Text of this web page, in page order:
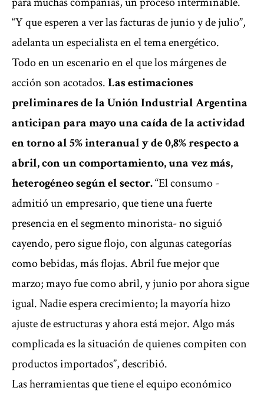
“Y que esperen a ver las facturas de junio y de julio”,
adelanta un especialista en el tema energético.
Todo en un escenario en el que los márgenes de
acción son acotados.Las estimaciones
preliminares de la Unión Industrial Argentina
anticipan para mayo una caída de la actividad
en torno al 5% interanual y de 0,8% respecto a
abril, con un comportamiento, una vez más,
heterogéneo según el sector.“El consumo -
admitió un empresario, que tiene una fuerte
presencia en el segmento minorista- no siguió
cayendo, pero sigue flojo, con algunas categorías
como bebidas, más flojas. Abril fue mejor que
marzo; mayo fue como abril, y junio por ahora sigue
igual. Nadie espera crecimiento; la mayoría hizo
ajuste de estructuras y ahora está mejor. Algo más
complicada es la situación de quienes compiten con
productos importados”, describió.
Las herramientas que tiene el equipo económico